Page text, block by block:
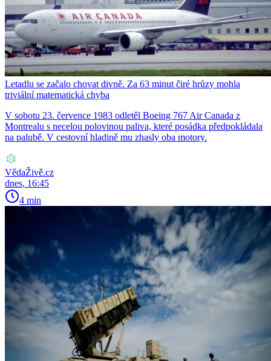
Letadlu se začalo chovat divně. Za 63 minut čiré hrůzy mohla
triviální matematická chyba
V sobotu 23. července 1983 odletěl Boeing 767 Air Canada z
Montrealu s necelou polovinou paliva, které posádka předpokládala
na palubě. V cestovní hladině mu zhasly oba motory.
VědaŽivě.cz
dnes, 16:45
4 min